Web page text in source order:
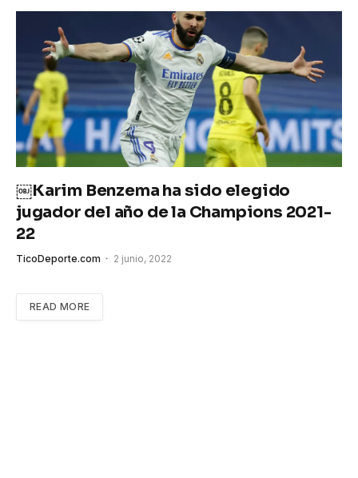
￼Karim Benzema ha sido elegido
jugador del año de la Champions 2021-
22
TicoDeporte.com 2 junio, 2022
READ MORE